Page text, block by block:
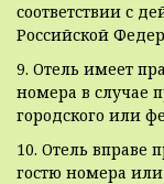
соответствии с
Российской
9. Отель имеет
номера в случае
городского или
10. Отель вправе
гостю номера или